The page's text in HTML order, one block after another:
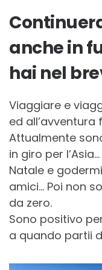
anche in
hai nel
Viaggiare e
ed
Attualmente
in giro per
Natale e
amici… Poi non
da zero.
Sono positivo
a quando partii